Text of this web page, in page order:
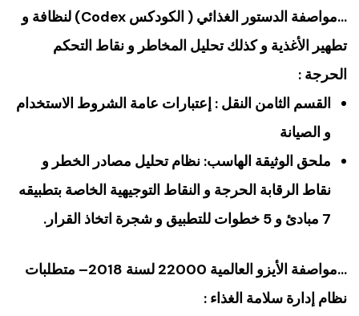
…مواصفة الدستور الغذائي ( الكودكس Codex) لنظافة و
تطهير الأغذية و كذلك تحليل المخاطر و نقاط التحكم
الحرجة :
القسم الثامن النقل : إعتبارات عامة الشروط الاستخدام
و الصيانة
ملحق الوثيقة الهاسب: نظام تحليل مصادر الخطر و
نقاط الرقابة الحرجة و النقاط التوجيهية الخاصة بتطبيقه
7 مبادئ و 5 خطوات للتطبيق و شجرة اتخاذ القرار.
…مواصفة الأيزو العالمية 22000 لسنة 2018– متطلبات
نظام إدارة سلامة الغذاء :